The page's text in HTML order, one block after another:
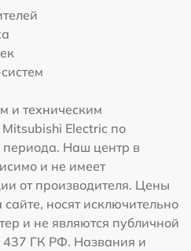
и техническим
Electric по
периода. Наш центр в
и не имеет
от производителя. Цены
носят исключительно
и не являются публичной
437 ГК РФ. Названия и